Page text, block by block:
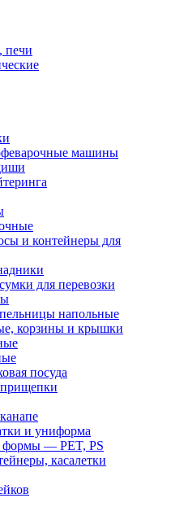
печи
машины
и контейнеры для
для перевозки
напольные
корзины и крышки
посуда
и униформа
формы — PET, PS
касалетки